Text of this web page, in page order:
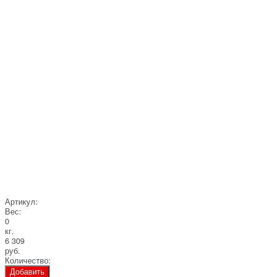
Артикул:
Вес:
0
кг.
6 309
руб.
Количество:
Добавить